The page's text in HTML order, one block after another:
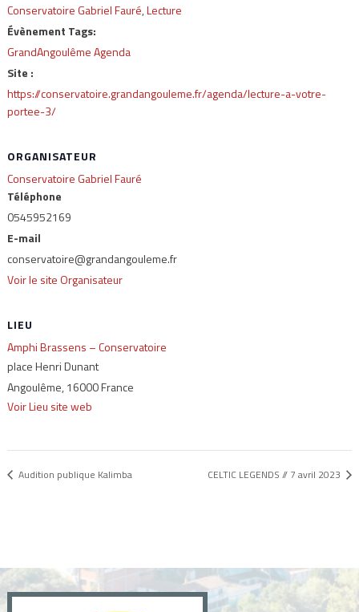
Conservatoire Gabriel Fauré,Lecture
Évènement Tags:
GrandAngoulême Agenda
Site :
https://conservatoire.grandangouleme.fr/agenda/lecture-a-votre-
portee-3/
LIEU
Amphi Brassens – Conservatoire
place Henri Dunant
Angoulême,16000France
Voir Lieu site web
ORGANISATEUR
Conservatoire Gabriel Fauré
Téléphone
0545952169
E-mail
conservatoire@grandangouleme.fr
Voir le site Organisateur
Audition publique Kalimba CELTIC LEGENDS // 7 avril 2023